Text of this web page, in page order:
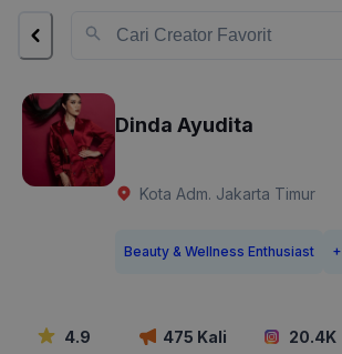
Dinda Ayudita
Kota Adm. Jakarta Timur
Beauty & Wellness Enthusiast +
4.9 475 Kali 20.4K